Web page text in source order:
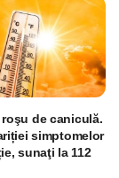
de caniculă.
simptomelor
sunaţi la 112